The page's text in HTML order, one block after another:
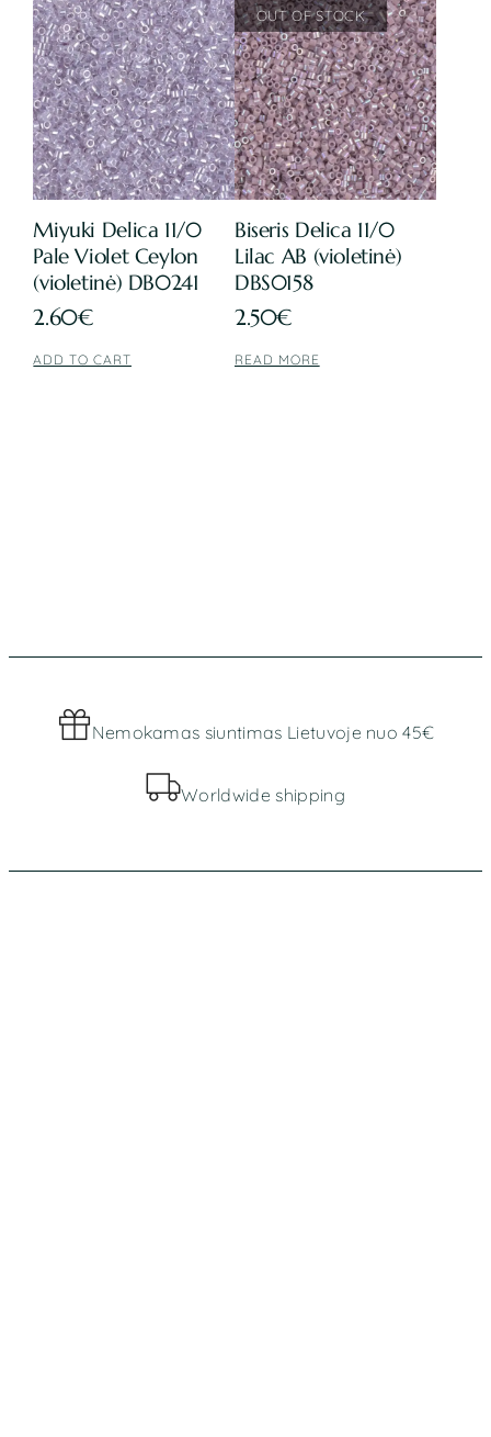
Miyuki Delica 11/0
Pale Violet Ceylon
(violetinė) DB0241
2.60€
ADD TO CART
Biseris Delica 11/0
Lilac AB (violetinė)
DBS0158
2.50€
READ MORE
Nemokamas siuntimas Lietuvoje nuo 45€
Worldwide shipping